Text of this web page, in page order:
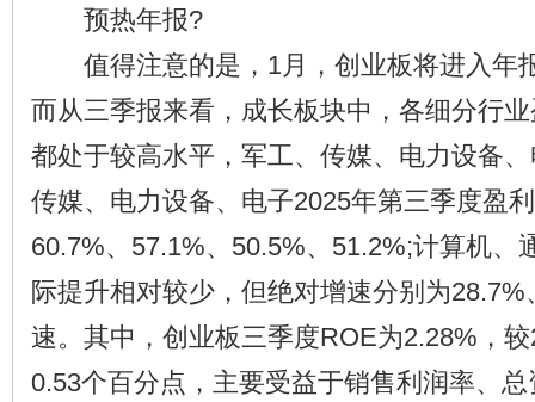
预热年报?
值得注意的是，1月，创业板将进入年
而从三季报来看，成长板块中，各细分行
都处于较高水平，军工、传媒、电力设备
传媒、电力设备、电子2025年第三季度盈
60.7%、57.1%、50.5%、51.2%;计算机、
际提升相对较少，但绝对增速分别为
速。其中，创业板三季度ROE为2.28%，
0.53个百分点，主要受益于销售利润率、